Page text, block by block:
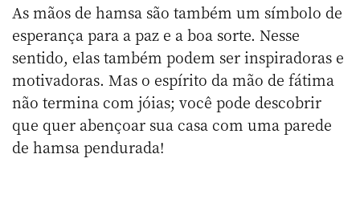
As mãos de hamsa são também um símbolo de
esperança para a paz e a boa sorte. Nesse
sentido, elas também podem ser inspiradoras e
motivadoras. Mas o espírito da mão de fátima
não termina com jóias; você pode descobrir
que quer abençoar sua casa com uma parede
de hamsa pendurada!